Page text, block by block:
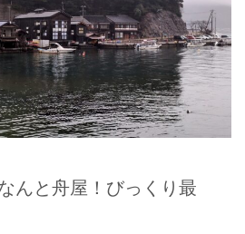
んと舟屋！びっくり最